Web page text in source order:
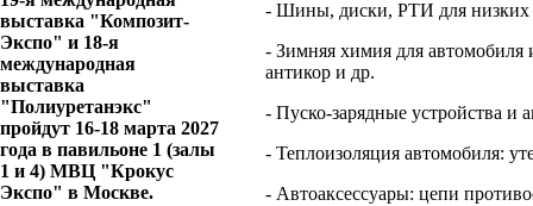
выставка "Композит-
Экспо" и 18-я
международная
выставка
"Полиуретанэкс"
пройдут 16-18 марта 2027
года в павильоне 1 (залы
1 и 4) МВЦ "Крокус
Экспо" в Москве.
- Шины, диски, РТИ для низких
- Зимняя химия для автомобиля
антикор и др.
- Пуско-зарядные устройства и
- Теплоизоляция автомобиля:
- Автоаксессуары: цепи